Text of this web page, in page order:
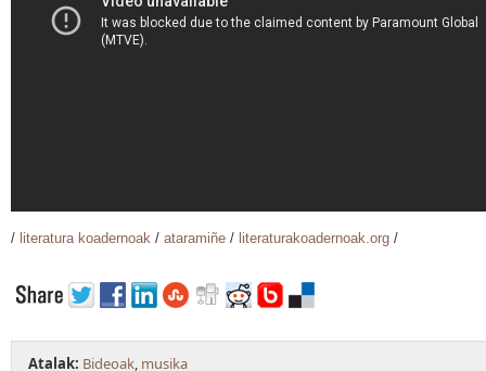
/ literatura koadernoak / ataramiñe / literaturakoadernoak.org /
Atalak: Bideoak, musika